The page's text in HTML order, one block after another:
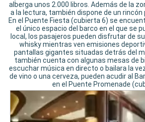
alberga unos 2.000 libros. Además de la
a la lectura, también dispone de un rincón
En el Puente Fiesta (cubierta 6) se
el único espacio del barco en el que se
local, los pasajeros pueden disfrutar de
whisky mientras ven emisiones
pantallas gigantes situadas detrás del
también cuenta con algunas mesas de
escuchar música en directo o bailara la
de vino o una cerveza, pueden acudir al
en el Puente Promenade